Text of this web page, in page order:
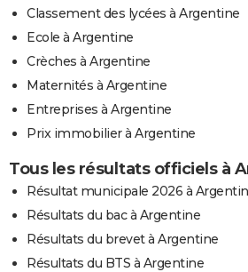
Classement des lycées à Argentine
Ecole à Argentine
Crèches à Argentine
Maternités à Argentine
Entreprises à Argentine
Prix immobilier à Argentine
Tous les résultats officiels à
Résultat municipale 2026 à
Résultats du bac à Argentine
Résultats du brevet à Argentine
Résultats du BTS à Argentine